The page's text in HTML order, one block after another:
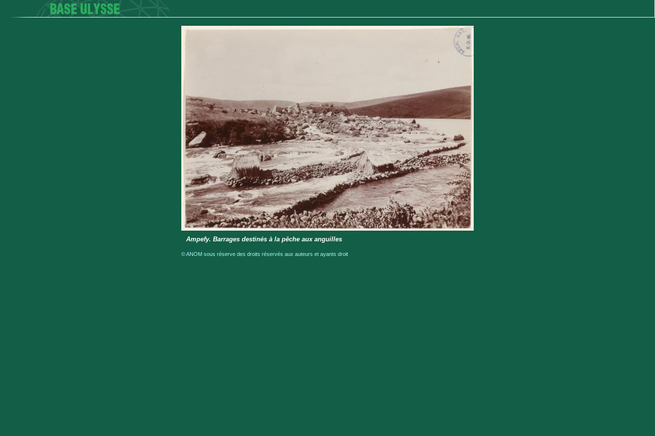
Ampefy. Barrages destinés à la pêche aux anguilles
© ANOM sous réserve des droits réservés aux auteurs et ayants droit